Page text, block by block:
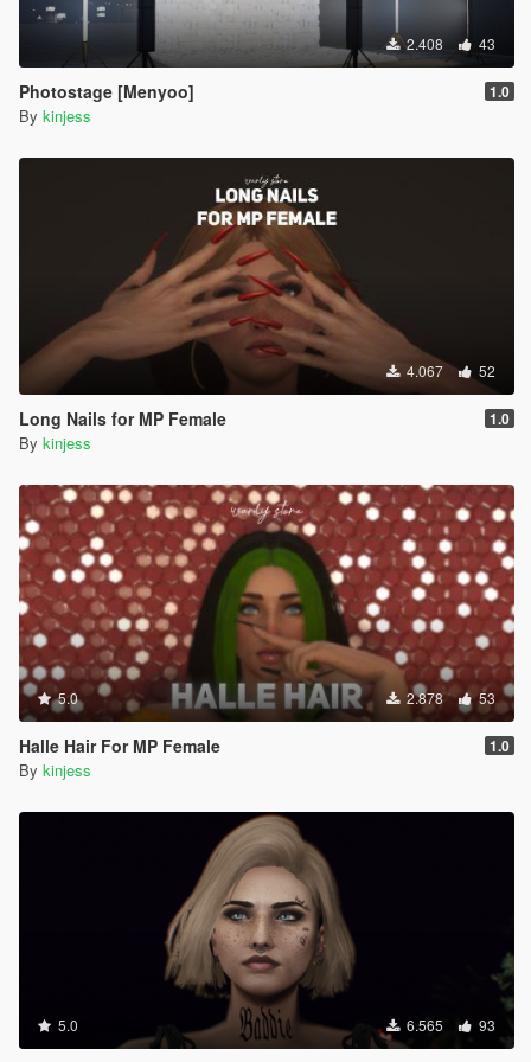
2.408 43
Photostage [Menyoo] 1.0
By kinjess
4.067 52
Long Nails for MP Female 1.0
By kinjess
5.0 2.878 53
Halle Hair For MP Female 1.0
By kinjess
5.0 6.565 93